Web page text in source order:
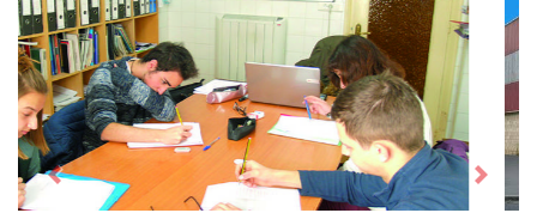
Previous Next